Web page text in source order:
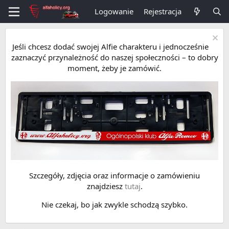
Logowanie Rejestracja
Jeśli chcesz dodać swojej Alfie charakteru i jednocześnie
zaznaczyć przynależność do naszej społeczności – to dobry
moment, żeby je zamówić.
Szczegóły, zdjęcia oraz informacje o zamówieniu
znajdziesz tutaj.
Nie czekaj, bo jak zwykle schodzą szybko.